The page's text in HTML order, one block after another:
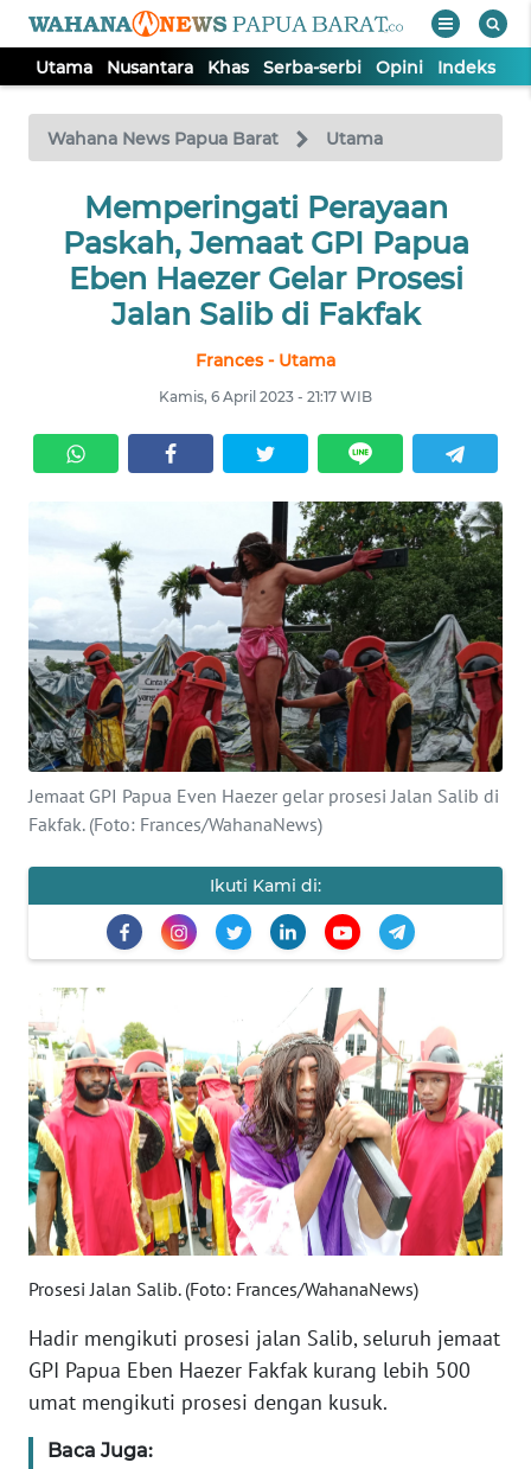
Utama Nusantara Khas Serba-serbi Opini Indeks
Wahana News Papua Barat Utama
Memperingati Perayaan
Paskah, Jemaat GPI Papua
Eben Haezer Gelar Prosesi
Jalan Salib di Fakfak
Frances - Utama
Kamis, 6 April 2023 - 21:17 WIB
Jemaat GPI Papua Even Haezer gelar prosesi Jalan Salib di
Fakfak. (Foto: Frances/WahanaNews)
Ikuti Kami di:
Prosesi Jalan Salib. (Foto: Frances/WahanaNews)
Hadir mengikuti prosesi jalan Salib, seluruh jemaat
GPI Papua Eben Haezer Fakfak kurang lebih 500
umat mengikuti prosesi dengan kusuk.
Baca Juga:
TV
Tutup
UTAMA
NUSANTARA
SERBI
INDEKS
BERITA
KONTAK
KAMI
TENTANG
PEDOMAN
MEDIA
REDAKSI
KARIR
DISCLAIMER
Wahana
News
WN
SUMUT
WN